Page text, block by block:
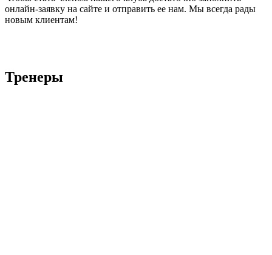
онлайн-заявку на сайте и отправить ее нам. Мы всегда рады
новым клиентам!
Тренеры